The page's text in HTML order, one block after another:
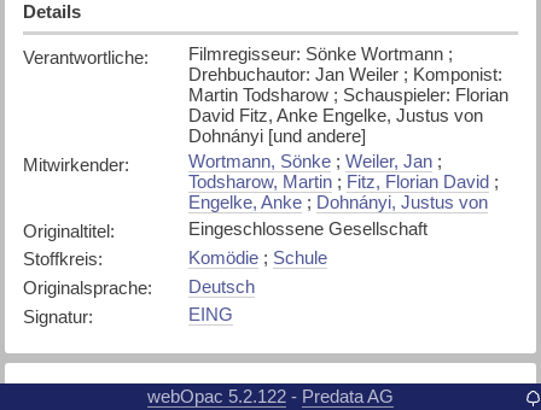
Details
Verantwortliche:
Filmregisseur: Sönke Wortmann ;
Drehbuchautor: Jan Weiler ; Komponist:
Martin Todsharow ; Schauspieler: Florian
David Fitz, Anke Engelke, Justus von
Dohnányi [und andere]
Mitwirkender: Wortmann, Sönke; Weiler, Jan;
Todsharow, Martin; Fitz, Florian David;
Engelke, Anke; Dohnányi, Justus von
Originaltitel:
Eingeschlossene Gesellschaft
Stoffkreis: Komödie; Schule
Originalsprache:
Deutsch
Signatur: EING
webOpac 5.2.122 - Predata AG